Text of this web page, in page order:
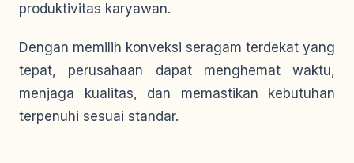
produktivitas karyawan.
Dengan memilih konveksi seragam terdekat yang
tepat, perusahaan dapat menghemat waktu,
menjaga kualitas, dan memastikan kebutuhan
terpenuhi sesuai standar.